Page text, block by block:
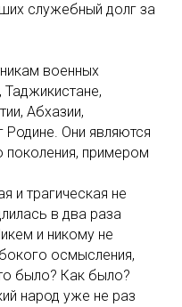
служебный долг за
военных
Абхазии,
Родине. Они являются
примером
и трагическая не
в два раза
и никому не
осмысления,
было? Как было?
народ уже не раз